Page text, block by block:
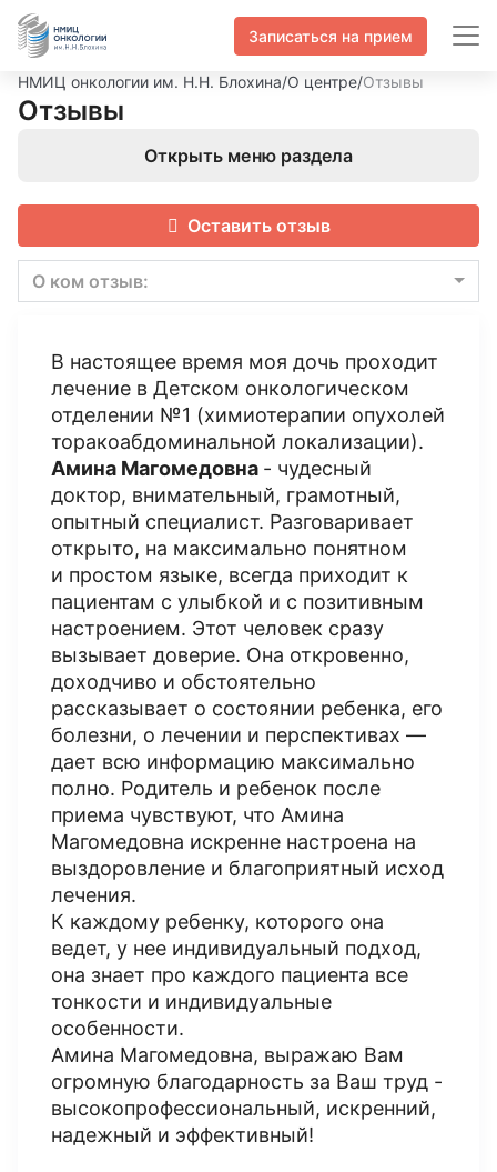
Записаться на прием
НМИЦ онкологии им. Н.Н. Блохина/О центре/Отзывы
Отзывы
Открыть меню раздела
Оставить отзыв
О ком отзыв:
В настоящее время моя дочь проходит
лечение в Детском онкологическом
отделении №1 (химиотерапии опухолей
торакоабдоминальной локализации).
Амина Магомедовна - чудесный
доктор, внимательный, грамотный,
опытный специалист. Разговаривает
открыто, на максимально понятном
и простом языке, всегда приходит к
пациентам с улыбкой и с позитивным
настроением. Этот человек сразу
вызывает доверие. Она откровенно,
доходчиво и обстоятельно
рассказывает о состоянии ребенка, его
болезни, о лечении и перспективах —
дает всю информацию максимально
полно. Родитель и ребенок после
приема чувствуют, что Амина
Магомедовна искренне настроена на
выздоровление и благоприятный исход
лечения.
К каждому ребенку, которого она
ведет, у нее индивидуальный подход,
она знает про каждого пациента все
тонкости и индивидуальные
особенности.
Амина Магомедовна, выражаю Вам
огромную благодарность за Ваш труд -
высокопрофессиональный, искренний,
надежный и эффективный!